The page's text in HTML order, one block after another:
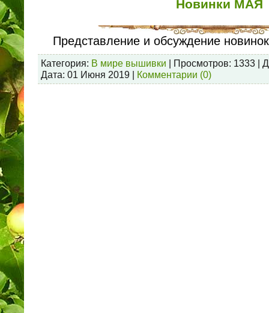
Новинки МАЯ
Представление и обсуждение
Категория: В мире вышивки | Просмотров: 1333 |
Дата: 01 Июня 2019 Комментарии (0)